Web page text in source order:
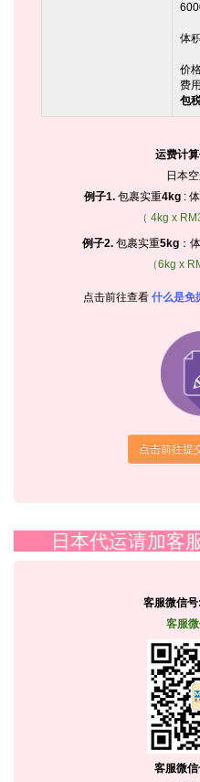
体
价
费
包
运费计
日本
例子1. 包裹实重4kg:
（ 4kg x
例子2. 包裹实重5kg ：
（6kg x
点击前往查看 什么是免
点击前往提
日本代运请加客
客服微信号:
客服
客服微信